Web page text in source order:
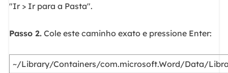
"Ir > Ir para a Pasta".
Passo 2.Cole este caminho exato e pressione Enter:
~/Library/Containers/com.microsoft.Word/Data/